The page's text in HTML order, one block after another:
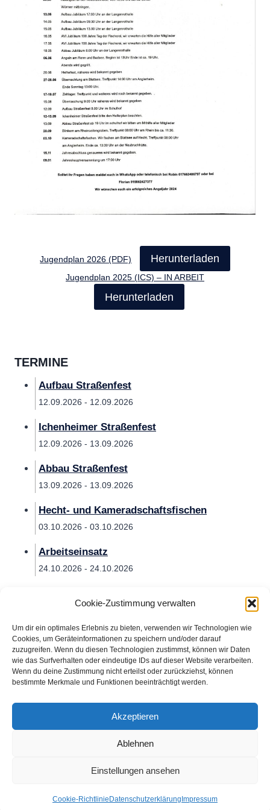
Cookie-Zustimmung verwalten
Um dir ein optimales Erlebnis zu bieten, verwenden wir Technologien wie
Cookies, um Geräteinformationen zu speichern und/oder darauf
zuzugreifen. Wenn du diesen Technologien zustimmst, können wir Daten
wie das Surfverhalten oder eindeutige IDs auf dieser Website verarbeiten.
Wenn du deine Zustimmung nicht erteilst oder zurückziehst, können
bestimmte Merkmale und Funktionen beeinträchtigt werden.
Akzeptieren
Ablehnen
Einstellungen ansehen
Cookie-Richtlinie Datenschutzerklärung Impressum
Jugendplan 2026 (PDF) Herunterladen
Jugendplan 2025 (ICS) – IN ARBEIT
Herunterladen
TERMINE
Aufbau Straßenfest
12.09.2026 - 12.09.2026
Ichenheimer Straßenfest
12.09.2026 - 13.09.2026
Abbau Straßenfest
13.09.2026 - 13.09.2026
Hecht- und Kameradschaftsfischen
03.10.2026 - 03.10.2026
Arbeitseinsatz
24.10.2026 - 24.10.2026
Cookie-Richtlinie (EU)
© 2026 AV Ichenheim